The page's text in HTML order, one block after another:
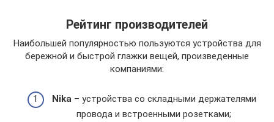
Рейтинг производителей
Наибольшей популярностью пользуются устройства для
бережной и быстрой глажки вещей, произведенные
компаниями:
Nika – устройства со складными держателями
провода и встроенными розетками;